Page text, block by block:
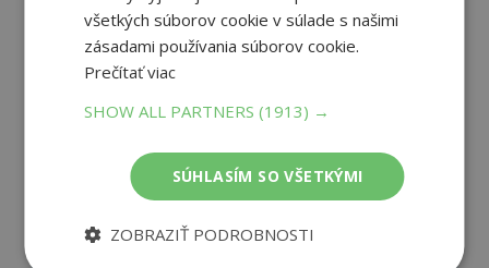
Recenzie čitateľov
Ako sa vám páčila kniha?
všetkých súborov cookie v súlade s našimi
zásadami používania súborov cookie.
Prečítať viac
SHOW ALL PARTNERS(1913) →
SÚHLASÍM SO VŠETKÝMI
ZOBRAZIŤ PODROBNOSTI